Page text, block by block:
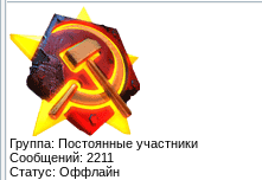
Группа: Постоянные участники
Сообщений: 2211
Статус: Оффлайн